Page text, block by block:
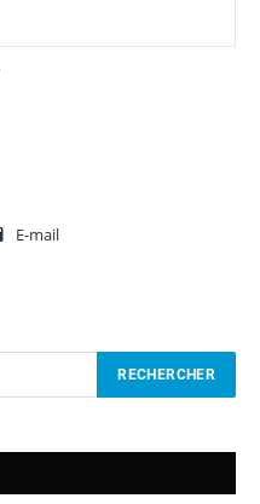
E-mail